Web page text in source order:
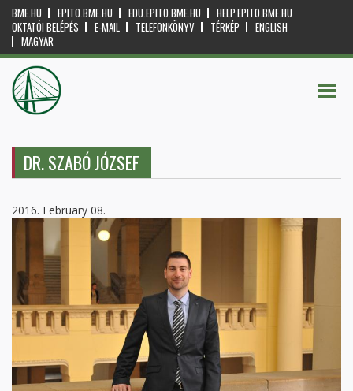
BME.HU EPITO.BME.HU EDU.EPITO.BME.HU
HELP.EPITO.BME.HU
OKTATÓI BELÉPÉS
E-MAIL TELEFONKÖNYV TÉRKÉP
ENGLISH
MAGYAR
DR. SZABÓ JÓZSEF
2016. February 08.